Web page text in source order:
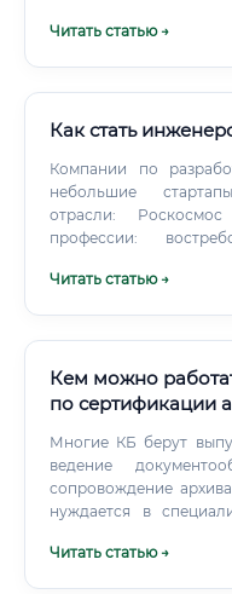
принцип: каждый
Читать статью →
Как стать
Компании по
небольшие
отрасли:
профессии:
будущем: Профессия
Читать статью →
Кем можно
по сертификации
Многие КБ берут
ведение
сопровождение
нуждается в
кандидат на переход в
Читать статью →